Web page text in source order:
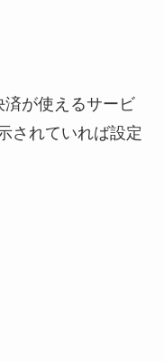
が使えるサービ
されていれば設定